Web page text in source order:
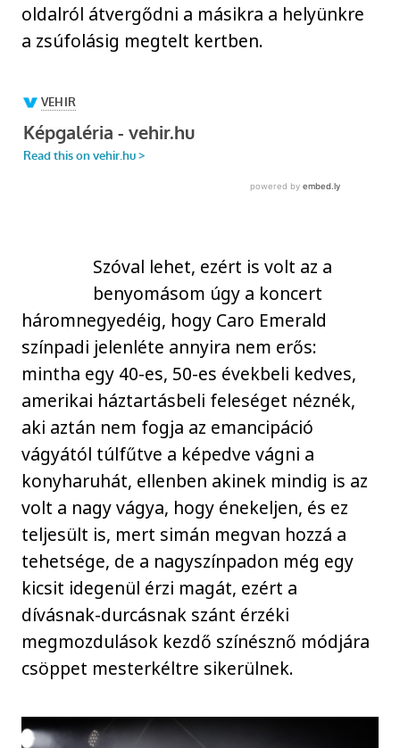
oldalról átvergődni a másikra a helyünkre
a zsúfolásig megtelt kertben.
Szóval lehet, ezért is volt az a
benyomásom úgy a koncert
háromnegyedéig, hogy Caro Emerald
színpadi jelenléte annyira nem erős:
mintha egy 40-es, 50-es évekbeli kedves,
amerikai háztartásbeli feleséget néznék,
aki aztán nem fogja az emancipáció
vágyától túlfűtve a képedve vágni a
konyharuhát, ellenben akinek mindig is az
volt a nagy vágya, hogy énekeljen, és ez
teljesült is, mert simán megvan hozzá a
tehetsége, de a nagyszínpadon még egy
kicsit idegenül érzi magát, ezért a
dívásnak-durcásnak szánt érzéki
megmozdulások kezdő színésznő módjára
csöppet mesterkéltre sikerülnek.